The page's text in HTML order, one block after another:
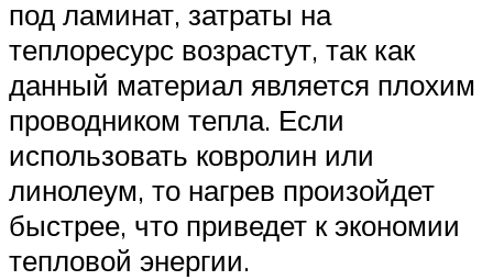
под ламинат, затраты на
теплоресурс возрастут, так как
данный материал является плохим
проводником тепла. Если
использовать ковролин или
линолеум, то нагрев произойдет
быстрее, что приведет к экономии
тепловой энергии.